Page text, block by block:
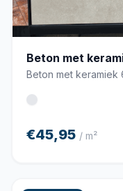
Beton met
Beton met
€45,95 / m²